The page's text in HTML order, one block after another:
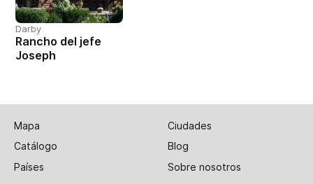
Darby
Rancho del jefe
Joseph
Mapa
Ciudades
Catálogo
Blog
Países
Sobre nosotros